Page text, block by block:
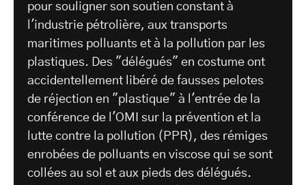
pour souligner son soutien constant à
l'industrie pétrolière, aux transports
maritimes polluants et à la pollution par les
plastiques. Des "délégués" en costume ont
accidentellement libéré de fausses pelotes
de réjection en "plastique" à l'entrée de la
conférence de l'OMI sur la prévention et la
lutte contre la pollution (PPR), des rémiges
enrobées de polluants en viscose qui se sont
collées au sol et aux pieds des délégués.